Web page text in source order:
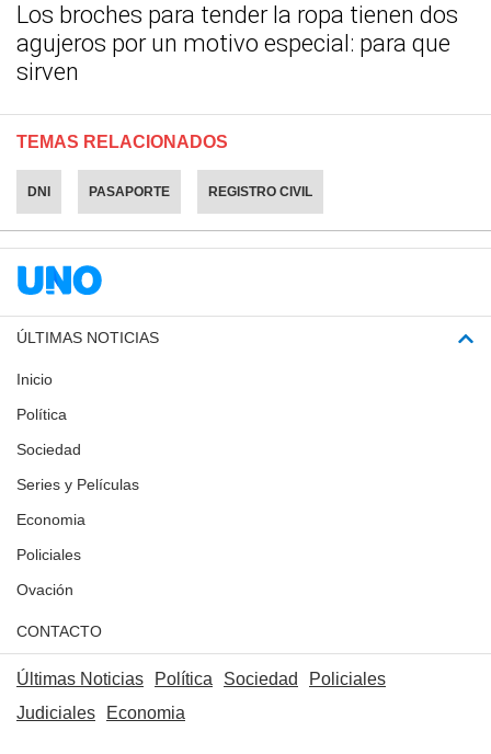
Los broches para tender la ropa tienen dos
agujeros por un motivo especial: para que
sirven
TEMAS RELACIONADOS
DNI PASAPORTE REGISTRO CIVIL
ÚLTIMAS NOTICIAS
Inicio
Política
Sociedad
Series y Películas
Economia
Policiales
Ovación
CONTACTO
Últimas Noticias Política Sociedad
Policiales
Judiciales
Economia